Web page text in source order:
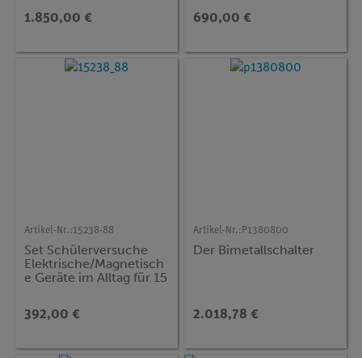
advanced Physik ET-
TRO
1.850,00 €
advanced Physik EB-BS
690,00 €
Artikel-Nr.:15238-88
Set Schülerversuche
Elektrische/Magnetisch
e Geräte im Alltag für 15
Technik NT-EMG
392,00 €
Artikel-Nr.: P1380800
Der Bimetallschalter
2.018,78 €